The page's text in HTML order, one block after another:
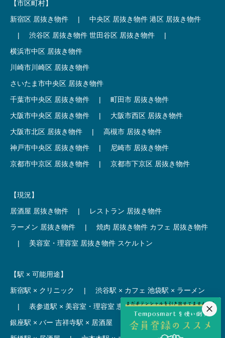
【市区町村】
新宿区 居抜き物件
| 中央区 居抜き物件 港区 居抜き物件
|
渋谷区 居抜き物件 世田谷区 居抜き物件
|
横浜市中区 居抜き物件
川崎市川崎区 居抜き物件
さいたま市中央区 居抜き物件
千葉市中央区 居抜き物件
|
町田市 居抜き物件
大阪市中央区 居抜き物件
|
大阪市西区 居抜き物件
大阪市北区 居抜き物件
|
高槻市 居抜き物件
神戸市中央区 居抜き物件
|
尼崎市 居抜き物件
京都市中京区 居抜き物件
| 京都市下京区 居抜き物件
【現況】
居酒屋 居抜き物件
|
レストラン 居抜き物件
ラーメン 居抜き物件
| 焼肉 居抜き物件 カフェ 居抜き物件
|
美容室・理容室 居抜き物件 スケルトン
【駅 × 可能用途】
新宿駅 × クリニック
| 渋谷駅 × カフェ 池袋駅 × ラーメン
|
表参道駅 × 美容室・理容室 恵比寿駅 × レストラン
|
銀座駅 × バー 吉祥寺駅 × 居酒屋
麻布十番駅 × レストラン